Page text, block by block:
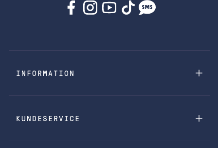
INFORMATION
KUNDESERVICE